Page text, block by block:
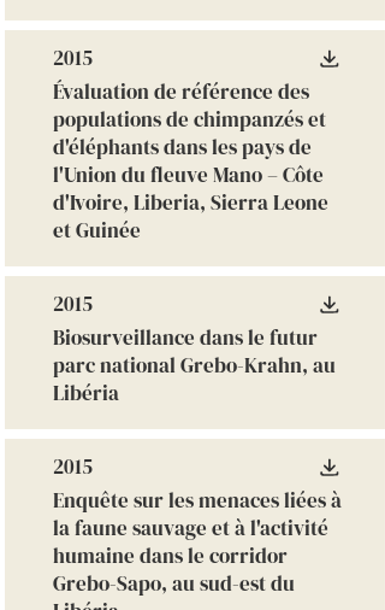
2015
Évaluation de référence des
populations de chimpanzés et
d'éléphants dans les pays de
l'Union du fleuve Mano – Côte
d'Ivoire, Liberia, Sierra Leone
et Guinée
2015
Biosurveillance dans le futur
parc national Grebo-Krahn, au
Libéria
2015
Enquête sur les menaces liées à
la faune sauvage et à l'activité
humaine dans le corridor
Grebo-Sapo, au sud-est du